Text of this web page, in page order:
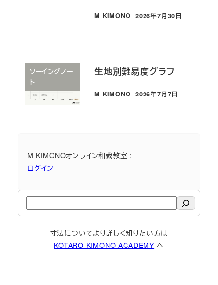
M KIMONO
投稿日
2026年7月30日
ソーイングノー
ト
生地別難易度グラフ
M KIMONO
投稿日
2026年7月7日
M KIMONOオンライン和裁教室 :
ログイン
寸法についてより詳しく知りたい方は
KOTARO KIMONO ACADEMY へ